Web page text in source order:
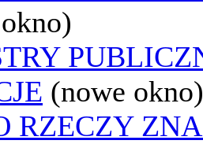
(nowe okno)
RZECZY